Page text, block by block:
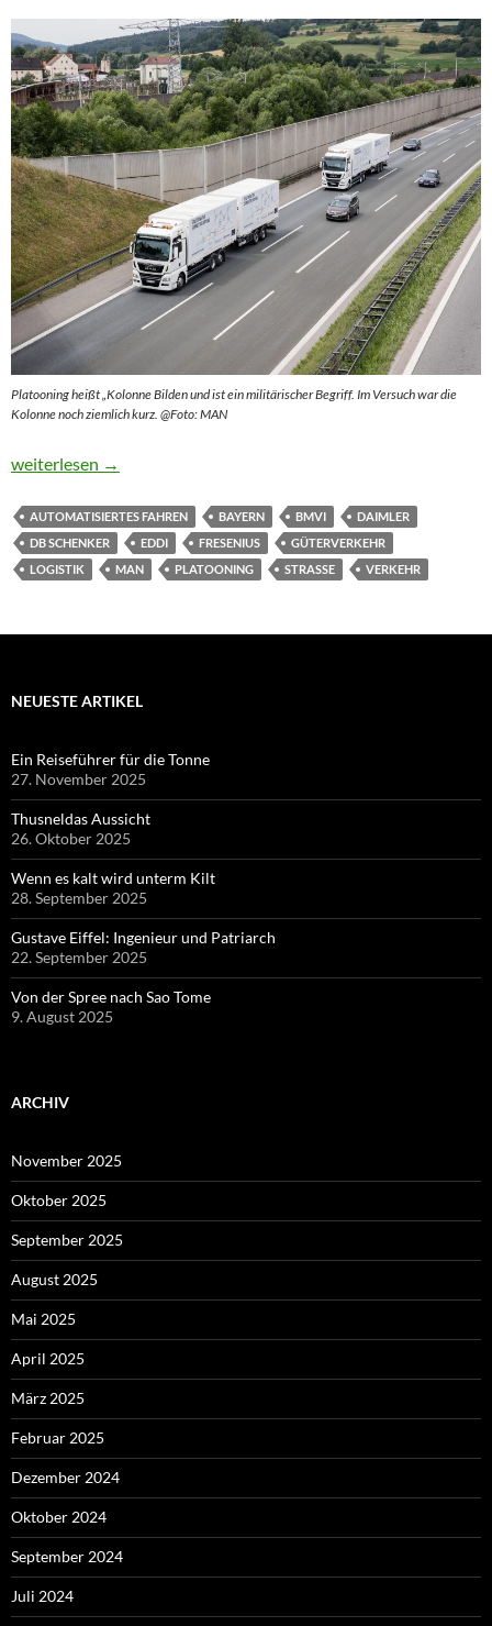
Platooning heißt „Kolonne Bilden und ist ein militärischer Begriff. Im Versuch war die
Kolonne noch ziemlich kurz. @Foto: MAN
EDDI muss noch viele Hausaufgaben machen
weiterlesen →
AUTOMATISIERTES FAHREN BAYERN BMVI
DAIMLER
DB SCHENKER
EDDI FRESENIUS
GÜTERVERKEHR
LOGISTIK
MAN PLATOONING STRASSE VERKEHR
NEUESTE ARTIKEL
Ein Reiseführer für die Tonne
27. November 2025
Thusneldas Aussicht
26. Oktober 2025
Wenn es kalt wird unterm Kilt
28. September 2025
Gustave Eiffel: Ingenieur und Patriarch
22. September 2025
Von der Spree nach Sao Tome
9. August 2025
ARCHIV
November 2025
Oktober 2025
September 2025
August 2025
Mai 2025
April 2025
März 2025
Februar 2025
Dezember 2024
Oktober 2024
September 2024
Juli 2024